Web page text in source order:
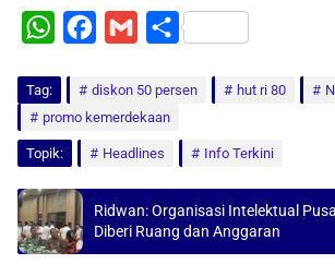
W
t
s
A
p
p
c
e
b
o
o
k
a
i
l
S
a
Tag: diskon 50 persen hut ri 80
promo kemerdekaan
Topik: Headlines Info Terkini
Ridwan: Organisasi Intelektual
Diberi Ruang dan Anggaran